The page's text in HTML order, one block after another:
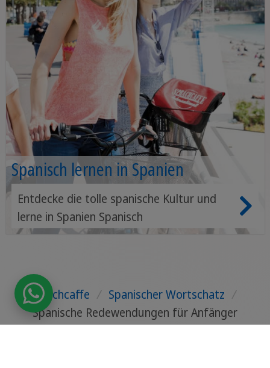
Spanisch lernen in Spanien
Entdecke die tolle spanische Kultur und
lerne in Spanien Spanisch
Sprachcaffe / Spanischer Wortschatz /
Spanische Redewendungen für Anfänger